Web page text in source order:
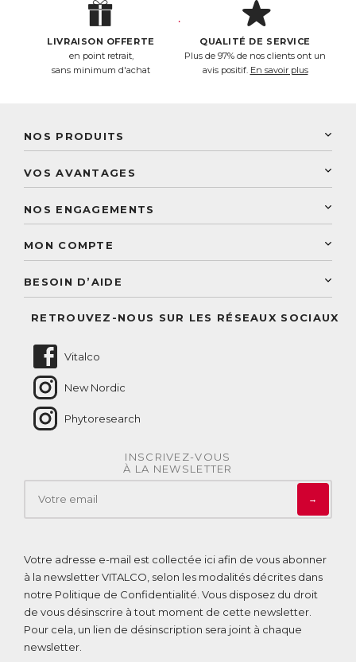
LIVRAISON OFFERTE
en point retrait,
sans minimum d'achat
QUALITÉ DE SERVICE
Plus de 97% de nos clients ont un
avis positif. En savoir plus
NOS PRODUITS
Laboratoire Landais
Découvrez le catalogue
VOS AVANTAGES
Paiement sécurisé
Conseils personnalisés
NOS ENGAGEMENTS
Conseil personnalisé
MON COMPTE
BESOIN D’AIDE
RETROUVEZ-NOUS SUR LES RÉSEAUX SOCIAUX
Vitalco
New Nordic
Phytoresearch
INSCRIVEZ-VOUS
À LA NEWSLETTER
→
Votre adresse e-mail est collectée ici afin de vous abonner
à la newsletter VITALCO, selon les modalités décrites dans
notre Politique de Confidentialité . Vous disposez du droit
de vous désinscrire à tout moment de cette newsletter.
Pour cela, un lien de désinscription sera joint à chaque
newsletter.